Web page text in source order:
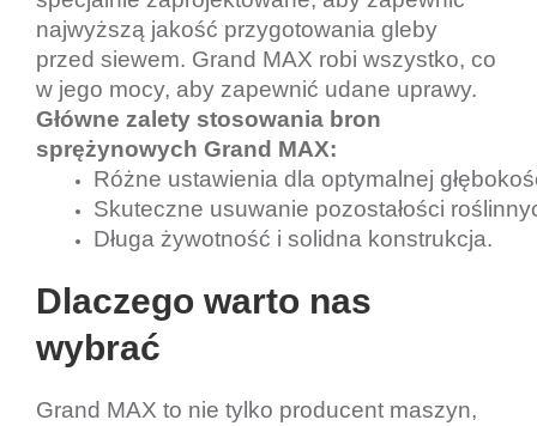
najwyższą jakość przygotowania gleby
przed siewem. Grand MAX robi wszystko, co
w jego mocy, aby zapewnić udane uprawy.
Główne zalety stosowania bron
sprężynowych Grand MAX:
Różne ustawienia dla optymalnej
Skuteczne usuwanie pozostałości
Długa żywotność i solidna konstrukcja.
Dlaczego warto nas
wybrać
Grand MAX to nie tylko producent maszyn,